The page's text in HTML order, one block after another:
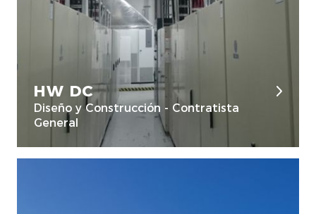
HW DC
Diseño y Construcción - Contratista
General